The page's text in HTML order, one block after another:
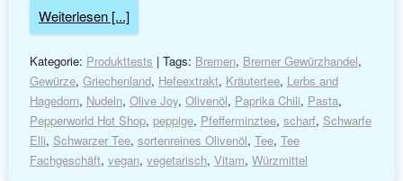
Weiterlesen [...]
Kategorie: Produkttests | Tags: Bremen, Bremer Gewürzhandel,
Gewürze, Griechenland, Hefeextrakt, Kräutertee, Lerbs and
Hagedorn, Nudeln, Olive Joy, Olivenöl, Paprika Chili, Pasta,
Pepperworld Hot Shop, peppige, Pfefferminztee, scharf, Schwarfe
Elli, Schwarzer Tee, sortenreines Olivenöl, Tee, Tee
Fachgeschäft, vegan, vegetarisch, Vitam, Würzmittel